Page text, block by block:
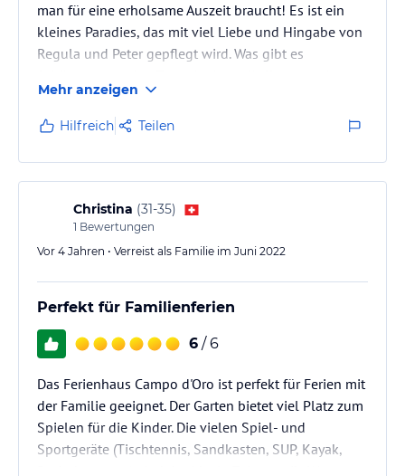
man für eine erholsame Auszeit braucht! Es ist ein
kleines Paradies, das mit viel Liebe und Hingabe von
Regula und Peter gepflegt wird. Was gibt es
Strand zu beginnen und anschliessend einen kurzen
Schwumm im Luganersee zu geniessen?
Die Ruhe, die Natur und der Blick auf das Wasser
lassen einen sofort den Alltag vergessen. Das Haus
ist gemütlich, bestens ausgestattet und strahlt eine
warme, persönliche Atmosphäre…
Mehr anzeigen
Hilfreich Teilen
Christina (31-35)
1 Bewertungen
Vor 4 Jahren • Verreist als Familie im Juni 2022
Perfekt für Familienferien
6 / 6
Das Ferienhaus Campo d'Oro ist perfekt für Ferien mit
der Familie geeignet. Der Garten bietet viel Platz zum
Spielen für die Kinder. Die vielen Spiel- und
Sportgeräte (Tischtennis, Sandkasten, SUP, Kayak,